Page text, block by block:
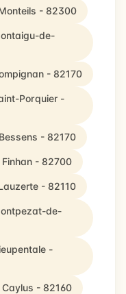
- 82300
de-
- 82170
Porquier -
- 82170
- 82700
- 82110
de-
-
- 82160